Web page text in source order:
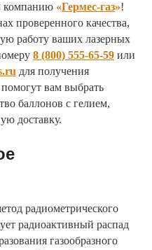
компанию «Гермес-газ»!
проверенного качества,
работу ваших лазерных
8 (800) 555-65-59 или
для получения
вам выбрать
баллонов с гелием,
доставку.
радиометрического
радиоактивный распад
газообразного